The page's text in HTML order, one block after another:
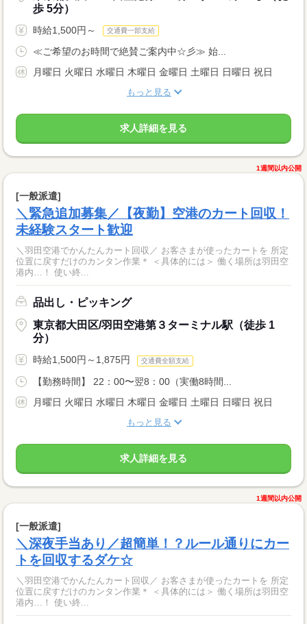
歩 5分）
時給1,500円～ 交通費一部支給
≪ご希望のお時間で絶賛ご案内中☆彡≫ 始...
月曜日 火曜日 水曜日 木曜日 金曜日 土曜日 日曜日 祝日
もっと見る
求人詳細を見る
1週間以内公開
[一般派遣]
＼緊急追加募集／【夜勤】空港のカート回収！
未経験スタート歓迎
＼羽田空港でかんたんカート回収／ お客さまが使ったカートを 所定
位置に戻すだけのカンタン作業＊ ＜具体的には＞ 働く場所は羽田空
港内…！ 使い終...
品出し・ピッキング
東京都大田区/羽田空港第３ターミナル駅（徒歩 1
分）
時給1,500円～1,875円 交通費全額支給
【勤務時間】 22：00〜翌8：00（実働8時間...
月曜日 火曜日 水曜日 木曜日 金曜日 土曜日 日曜日 祝日
もっと見る
求人詳細を見る
1週間以内公開
[一般派遣]
＼深夜手当あり／超簡単！？ルール通りにカー
トを回収するダケ☆
＼羽田空港でかんたんカート回収／ お客さまが使ったカートを 所定
位置に戻すだけのカンタン作業＊ ＜具体的には＞ 働く場所は羽田空
港内…！ 使い終...